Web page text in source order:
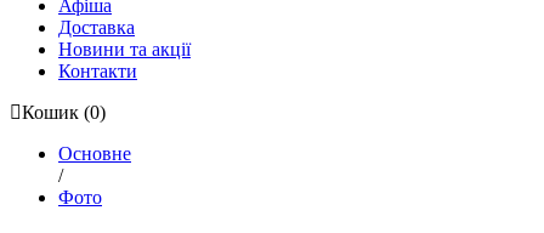
Афіша
Доставка
Новини та акції
Контакти
Кошик (0)
Основне
/
Фото